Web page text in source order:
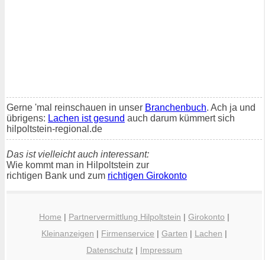
Gerne 'mal reinschauen in unser Branchenbuch. Ach ja und
übrigens: Lachen ist gesund auch darum kümmert sich
hilpoltstein-regional.de
Das ist vielleicht auch interessant:
Wie kommt man in Hilpoltstein zur
richtigen Bank und zum richtigen Girokonto
Home | Partnervermittlung Hilpoltstein | Girokonto |
Kleinanzeigen | Firmenservice | Garten | Lachen |
Datenschutz | Impressum